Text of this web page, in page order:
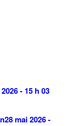
- 15 h 03
28 mai 2026 -